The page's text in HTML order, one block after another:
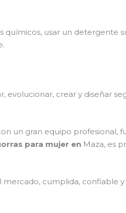
usar un detergente
evolucionar, crear y diseñar
un gran equipo profesional,
para mujer en Maza, es
cumplida, confiable y